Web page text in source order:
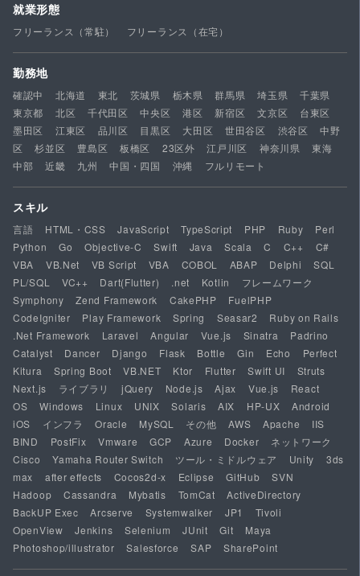
就業形態
フリーランス（常駐） フリーランス（在宅）
勤務地
確認中 北海道 東北 茨城県 栃木県 群馬県 埼玉県
千葉県
東京都
北区 千代田区 中央区 港区 新宿区 文京区
台東区
墨田区
江東区 品川区 目黒区 大田区 世田谷区 渋谷区
中野
区
杉並区 豊島区 板橋区 23区外 江戸川区 神奈川県
東海
中部
近畿 九州 中国・四国 沖縄 フルリモート
スキル
言語 HTML・CSS JavaScript TypeScript PHP Ruby
Perl
Python
Go Objective-C Swift Java Scala C C++
C#
VBA
VB.Net VB Script VBA COBOL ABAP Delphi
SQL
PL/SQL
VC++ Dart(Flutter) .net Kotlin
フレームワーク
Symphony
Zend Framework CakePHP
FuelPHP
CodeIgniter
Play Framework Spring Seasar2
Ruby on Rails
.Net Framework
Laravel Angular Vue.js Sinatra
Padrino
Catalyst
Dancer Django Flask Bottle Gin Echo
Perfect
Kitura
Spring Boot VB.NET Ktor Flutter Swift UI
Struts
Next.js
ライブラリ jQuery Node.js Ajax Vue.js
React
OS
Windows Linux UNIX Solaris AIX HP-UX
Android
iOS
インフラ Oracle MySQL その他 AWS Apache
IIS
BIND
PostFix Vmware GCP Azure Docker
ネットワーク
Cisco
Yamaha Router Switch ツール・ミドルウェア Unity
3ds
max
after effects Cocos2d-x Eclipse GitHub
SVN
Hadoop
Cassandra Mybatis TomCat
ActiveDirectory
BackUP Exec
Arcserve Systemwalker JP1
Tivoli
OpenView
Jenkins Selenium JUnit Git
Maya
Photoshop/illustrator
Salesforce SAP SharePoint